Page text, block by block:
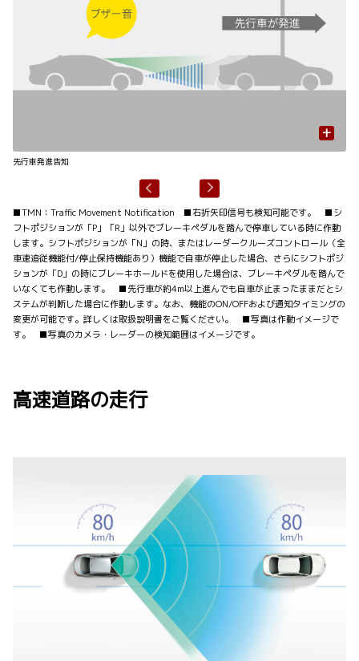
+
先行車発進告知
■TMN：Traffic Movement Notification ■右折矢印信号も検知可能です。 ■シ
フトポジションが「P」「R」以外でブレーキペダルを踏んで停車している時に作動
します。シフトポジションが「N」の時、またはレーダークルーズコントロール（全
車速追従機能付/停止保持機能あり）機能で自車が停止した場合、さらにシフトポジ
ションが「D」の時にブレーキホールドを使用した場合は、ブレーキペダルを踏んで
いなくても作動します。 ■先行車が約4m以上進んでも自車が止まったままだとシ
ステムが判断した場合に作動します。なお、機能のON/OFFおよび通知タイミングの
変更が可能です。詳しくは取扱説明書をご覧ください。 ■写真は作動イメージで
す。 ■写真のカメラ・レーダーの検知範囲はイメージです。
高速道路の走行